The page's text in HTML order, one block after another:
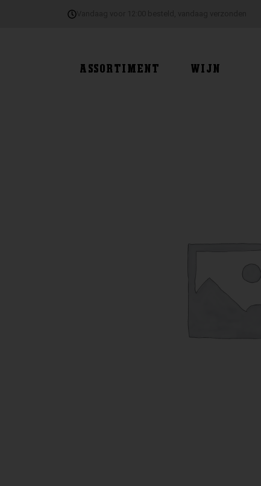
ASSORTIMENT WIJN